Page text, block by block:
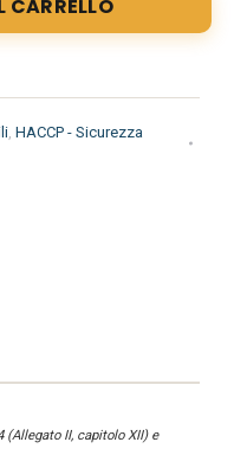
CARRELLO
, HACCP - Sicurezza
(Allegato II, capitolo XII) e